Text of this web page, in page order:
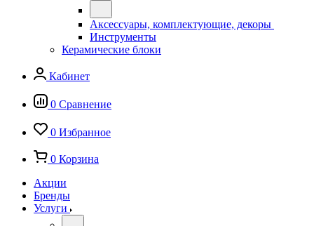
Аксессуары, комплектующие, декоры
Инструменты
Керамические блоки
Кабинет
0 Сравнение
0 Избранное
0 Корзина
Акции
Бренды
Услуги